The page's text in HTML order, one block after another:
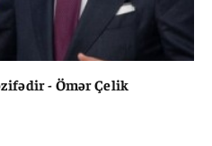
- Ömər Çelik